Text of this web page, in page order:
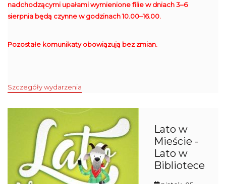
nadchodzącymi upałami wymienione filie w dniach 3–6
sierpnia będą czynne w godzinach 10.00–16.00.
Pozostałe komunikaty obowiązują bez zmian.
Szczegóły wydarzenia
Lato w
Mieście -
Lato w
Bibliotece